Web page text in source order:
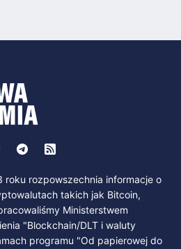
roku rozpowszechnia informacje o
takich jak Bitcoin,
Ministerstwem
"Blockchain/DLT i waluty
programu "Od papierowej do